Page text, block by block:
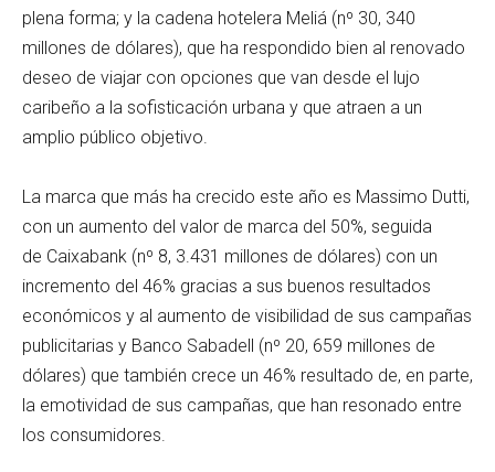
plena forma; y la cadena hotelera Meliá (nº 30, 340
millones de dólares), que ha respondido bien al renovado
deseo de viajar con opciones que van desde el lujo
caribeño a la sofisticación urbana y que atraen a un
amplio público objetivo.
La marca que más ha crecido este año es Massimo Dutti,
con un aumento del valor de marca del 50%, seguida
de Caixabank (nº 8, 3.431 millones de dólares) con un
incremento del 46% gracias a sus buenos resultados
económicos y al aumento de visibilidad de sus campañas
publicitarias y Banco Sabadell (nº 20, 659 millones de
dólares) que también crece un 46% resultado de, en parte,
la emotividad de sus campañas, que han resonado entre
los consumidores.